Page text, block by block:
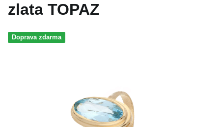
zlata TOPAZ
Doprava zdarma